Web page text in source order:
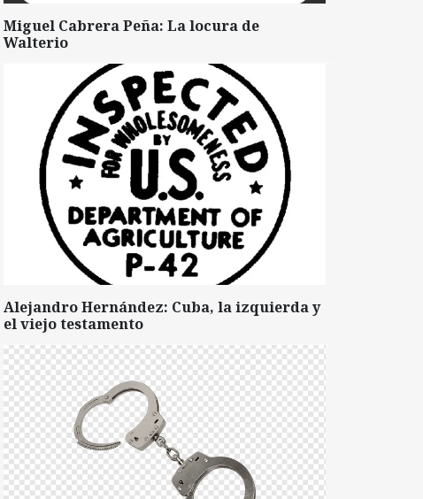
Miguel Cabrera Peña: La locura de
Walterio
Alejandro Hernández: Cuba, la izquierda y
el viejo testamento